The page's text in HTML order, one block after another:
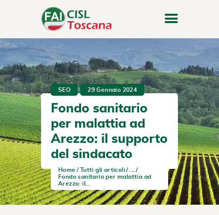
SEO 29 Gennaio 2024
Fondo sanitario
per malattia ad
Arezzo: il supporto
del sindacato
Home Tutti gli articoli
Fondo sanitario per malattia ad
Arezzo: il...